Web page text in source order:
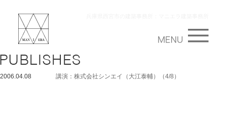
2006.04.08 講演：株式会社シンエイ（大江泰輔）（4/8）